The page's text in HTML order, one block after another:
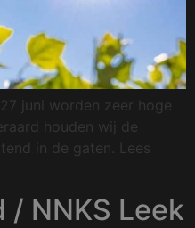
juni worden zeer hoge
houden wij de
in de gaten. Lees
/ NNKS Leek